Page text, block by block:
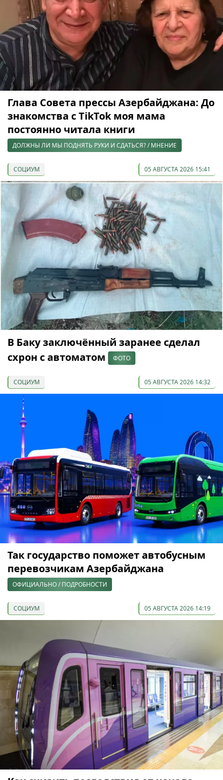
Глава Совета прессы Азербайджана: До
знакомства с TikTok моя мама
постоянно читала книги
ДОЛЖНЫ ЛИ МЫ ПОДНЯТЬ РУКИ И СДАТЬСЯ? / МНЕНИЕ
СОЦИУМ 05 АВГУСТА 2026 15:41
В Баку заключённый заранее сделал
схрон с автоматом
ФОТО
СОЦИУМ 05 АВГУСТА 2026 14:32
Так государство поможет автобусным
перевозчикам Азербайджана
ОФИЦИАЛЬНО / ПОДРОБНОСТИ
СОЦИУМ 05 АВГУСТА 2026 14:19